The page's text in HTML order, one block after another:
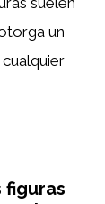
un
figuras